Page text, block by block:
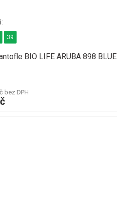
BIO LIFE ARUBA 898 BLUE
bez DPH
39